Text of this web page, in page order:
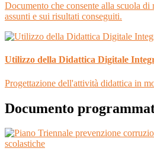
Documento che consente alla scuola
assunti e sui risultati conseguiti.
Utilizzo della Didattica Digitale
Progettazione dell'attività didattica in
Documento